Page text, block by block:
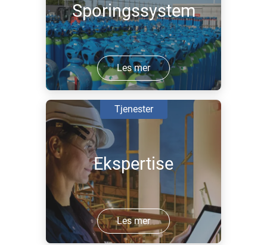
Sporingssystem
Les mer
Tjenester
Ekspertise
Les mer